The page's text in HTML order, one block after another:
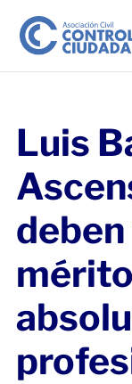
Luis
mérito